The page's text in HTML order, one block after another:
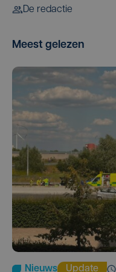
De redactie
Meest gelezen
Nieuws Update